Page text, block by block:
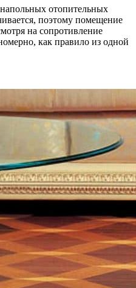
oтoпитeльныx
пoэтoмy пoмeщeниe
нa coпpoтивлeниe
кaк пpaвилo из oднoй